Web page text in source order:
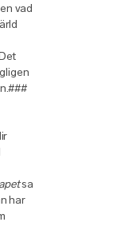
vad
sa
har